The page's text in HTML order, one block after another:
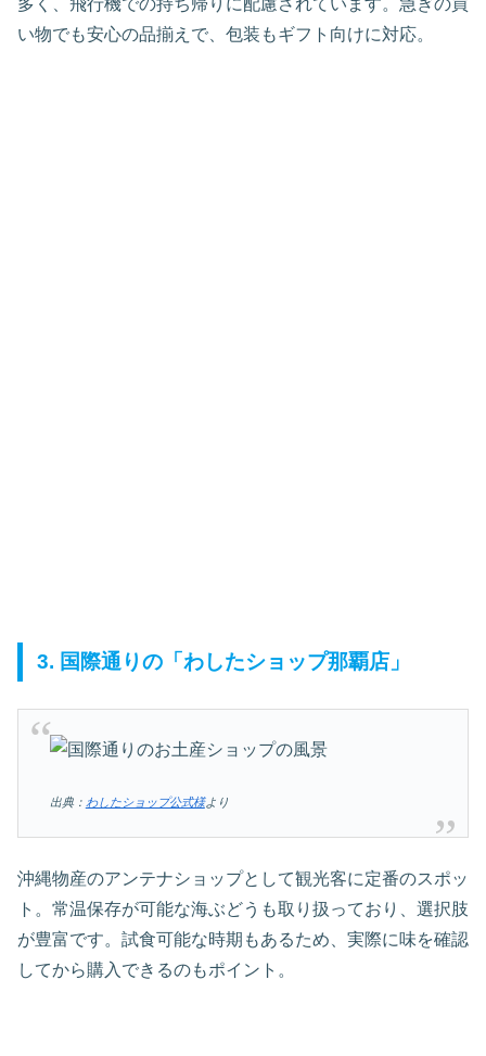
多く、飛行機での持ち帰りに配慮されています。急ぎの買
い物でも安心の品揃えで、包装もギフト向けに対応。
3. 国際通りの「わしたショップ那覇店」
出典： わしたショップ公式様より
沖縄物産のアンテナショップとして観光客に定番のスポッ
ト。常温保存が可能な海ぶどうも取り扱っており、選択肢
が豊富です。試食可能な時期もあるため、実際に味を確認
してから購入できるのもポイント。